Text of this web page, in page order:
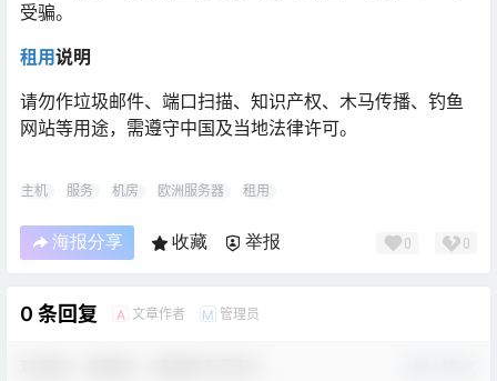
受骗。
租用说明
请勿作垃圾邮件、端口扫描、知识产权、木马传播、钓鱼
网站等用途，需遵守中国及当地法律许可。
主机 服务 机房 欧洲服务器 租用
海报分享 收藏 举报 0 0
0 条回复 A 文章作者 M 管理员